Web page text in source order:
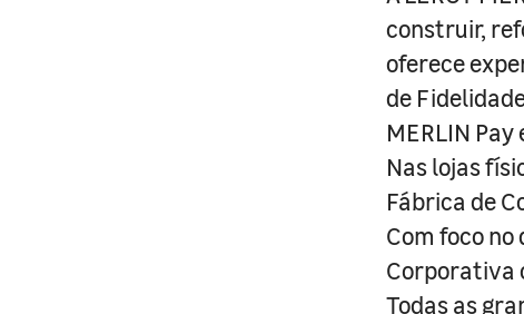
construir,
oferece
de
MERLIN
Nas lojas
Fábrica de
Com foco
Corporativa
Todas as